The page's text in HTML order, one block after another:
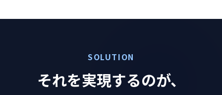
SOLUTION
それを実現するのが、